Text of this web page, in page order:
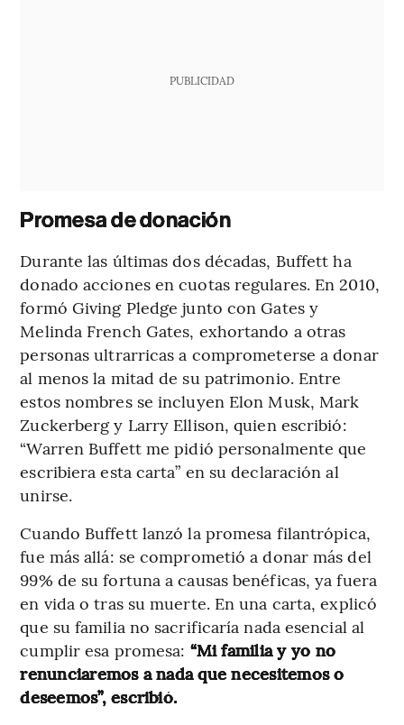
PUBLICIDAD
Promesa de donación
Durante las últimas dos décadas, Buffett ha
donado acciones en cuotas regulares. En 2010,
formó Giving Pledge junto con Gates y
Melinda French Gates, exhortando a otras
personas ultrarricas a comprometerse a donar
al menos la mitad de su patrimonio. Entre
estos nombres se incluyen Elon Musk, Mark
Zuckerberg y Larry Ellison, quien escribió:
“Warren Buffett me pidió personalmente que
escribiera esta carta” en su declaración al
unirse.
Cuando Buffett lanzó la promesa filantrópica,
fue más allá: se comprometió a donar más del
99% de su fortuna a causas benéficas, ya fuera
en vida o tras su muerte. En una carta, explicó
que su familia no sacrificaría nada esencial al
cumplir esa promesa: “Mi familia y yo no
renunciaremos a nada que necesitemos o
deseemos”, escribió.